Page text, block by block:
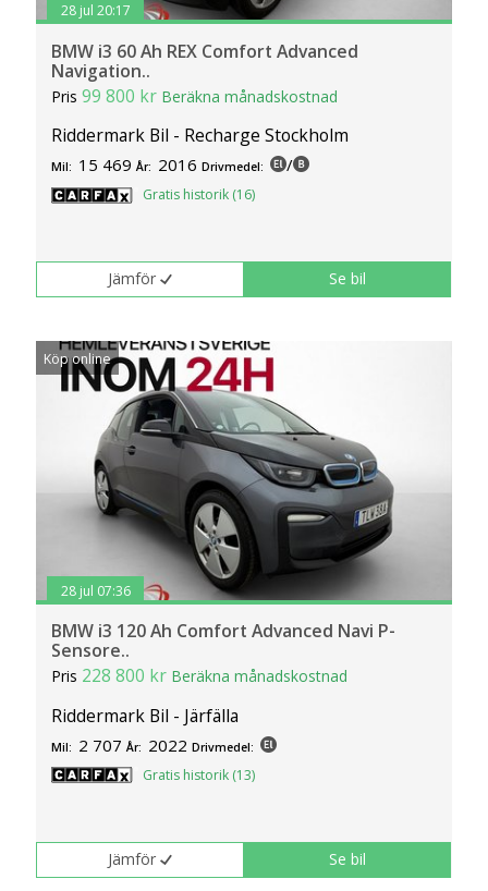
28 jul 20:17
BMW i3 60 Ah REX Comfort Advanced
Navigation..
Pris99 800 kr Beräkna månadskostnad
Riddermark Bil - Recharge Stockholm
Mil: 15 469 År: 2016 Drivmedel: /
Gratis historik (16)
Jämför Se bil
Köp online
28 jul 07:36
BMW i3 120 Ah Comfort Advanced Navi P-
Sensore..
Pris 228 800 kr Beräkna månadskostnad
Riddermark Bil - Järfälla
Mil: 2 707 År: 2022 Drivmedel:
Gratis historik (13)
Jämför Se bil